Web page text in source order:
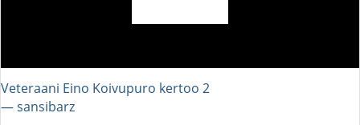
Veteraani Eino Koivupuro kertoo 2
― sansibarz